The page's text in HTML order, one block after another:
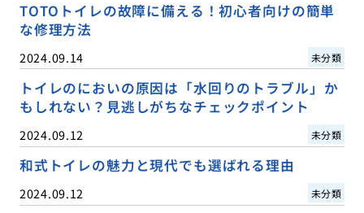
TOTOトイレの故障に備える！初心者向けの簡単
な修理方法
2024.09.14 未分類
トイレのにおいの原因は「水回りのトラブル」か
もしれない？見逃しがちなチェックポイント
2024.09.12 未分類
和式トイレの魅力と現代でも選ばれる理由
2024.09.12 未分類